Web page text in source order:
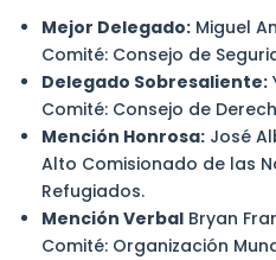
Mejor Delegado: Miguel
Comité: Consejo de
Delegado Sobresaliente:
Comité: Consejo de
Mención Honrosa: José
Alto Comisionado de las
Refugiados.
Mención Verbal Bryan
Comité: Organización